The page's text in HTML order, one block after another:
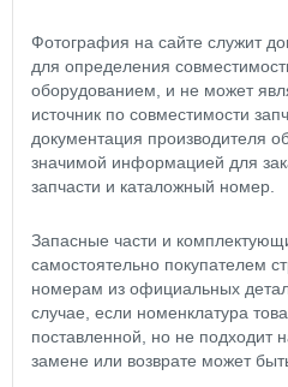
Фотография на сайте служит
для определения
оборудованием, и не может
источник по совместимости
документация производителя
значимой информацией для
запчасти и каталожный номер.
Запасные части и
самостоятельно покупателем
номерам из официальных
случае, если номенклатура
поставленной, но не подходит
замене или возврате может